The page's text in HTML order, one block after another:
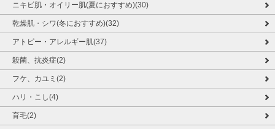
ニキビ肌・オイリー肌(夏におすすめ)(30)
乾燥肌・シワ(冬におすすめ)(32)
アトピー・アレルギー肌(37)
殺菌、抗炎症(2)
フケ、カユミ(2)
ハリ・こし(4)
育毛(2)